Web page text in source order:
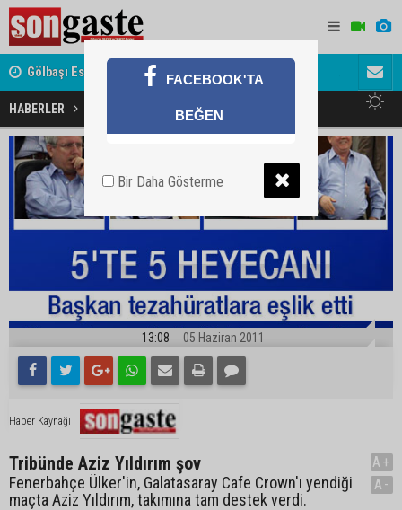
Gölbaşı Esnafının Sesi Ankara Kalkınma Ajansı'nda Avukat
akını
HABERLER Tribünde Aziz Yıldırım şov
13:08 05 Haziran 2011
Haber Kaynağı
Tribünde Aziz Yıldırım şov
Fenerbahçe Ülker'in, Galatasaray Cafe Crown'ı yendiği
maçta Aziz Yıldırım, takımına tam destek verdi.
A+
A-
FACEBOOK'TA
BEĞEN
Bir Daha Gösterme